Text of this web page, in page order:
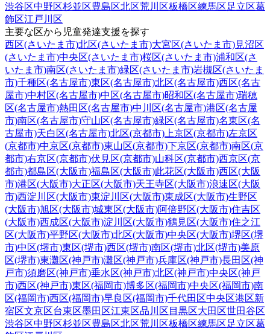
渋谷区中野区杉並区豊島区北区荒川区板橋区練馬区足立区葛
飾区江戸川区
主要な区から児童発達支援を探す
西区(さいたま市)北区(さいたま市)大宮区(さいたま市)見沼区
(さいたま市)中央区(さいたま市)桜区(さいたま市)浦和区(さ
いたま市)南区(さいたま市)緑区(さいたま市)岩槻区(さいたま
市)千種区(名古屋市)東区(名古屋市)北区(名古屋市)西区(名古
屋市)中村区(名古屋市)中区(名古屋市)昭和区(名古屋市)瑞穂
区(名古屋市)熱田区(名古屋市)中川区(名古屋市)港区(名古屋
市)南区(名古屋市)守山区(名古屋市)緑区(名古屋市)名東区(名
古屋市)天白区(名古屋市)北区(京都市) 上京区(京都市)左京区
(京都市)中京区(京都市)東山区(京都市)下京区(京都市)南区(京
都市)右京区(京都市)伏見区(京都市)山科区(京都市)西京区(京
都市)都島区(大阪市)福島区(大阪市)此花区(大阪市)西区(大阪
市)港区(大阪市)大正区(大阪市)天王寺区(大阪市)浪速区(大阪
市)西淀川区(大阪市)東淀川区(大阪市)東成区(大阪市)生野区
(大阪市)旭区(大阪市)城東区(大阪市)阿倍野区(大阪市)住吉区
(大阪市)西成区(大阪市)淀川区(大阪市)鶴見区(大阪市)住之江
区(大阪市)平野区(大阪市)北区(大阪市)中央区(大阪市)堺区(堺
市)中区(堺市)東区(堺市)西区(堺市)南区(堺市)北区(堺市)美原
区(堺市)東灘区(神戸市)灘区(神戸市)兵庫区(神戸市)長田区(神
戸市)須磨区(神戸市)垂水区(神戸市)北区(神戸市)中央区(神戸
市)西区(神戸市)東区(福岡市)博多区(福岡市)中央区(福岡市)南
区(福岡市)西区(福岡市)早良区(福岡市)千代田区中央区港区新
宿区文京区台東区墨田区江東区品川区 目黒区大田区世田谷区
渋谷区中野区杉並区豊島区北区荒川区板橋区練馬区足立区葛